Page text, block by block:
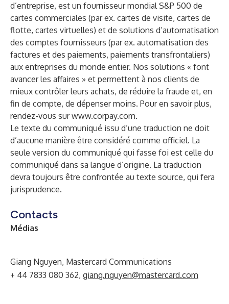
d’entreprise, est un fournisseur mondial S&P 500 de
cartes commerciales (par ex. cartes de visite, cartes de
flotte, cartes virtuelles) et de solutions d’automatisation
des comptes fournisseurs (par ex. automatisation des
factures et des paiements, paiements transfrontaliers)
aux entreprises du monde entier. Nos solutions « font
avancer les affaires » et permettent à nos clients de
mieux contrôler leurs achats, de réduire la fraude et, en
fin de compte, de dépenser moins. Pour en savoir plus,
rendez-vous surwww.corpay.com.
Le texte du communiqué issu d’une traduction ne doit
d’aucune manière être considéré comme officiel. La
seule version du communiqué qui fasse foi est celle du
communiqué dans sa langue d’origine. La traduction
devra toujours être confrontée au texte source, qui fera
jurisprudence.
Contacts
Médias
Giang Nguyen, Mastercard Communications
+ 44 7833 080 362, giang.nguyen@mastercard.com